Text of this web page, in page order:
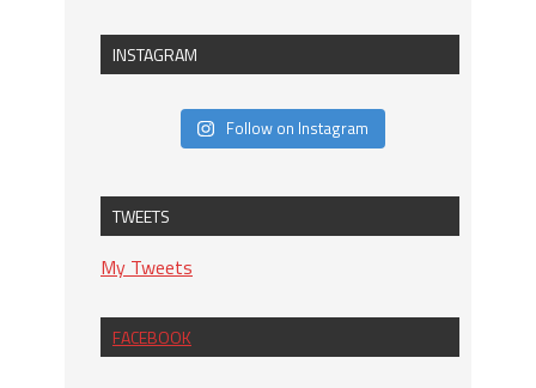
INSTAGRAM
Follow on Instagram
TWEETS
My Tweets
FACEBOOK